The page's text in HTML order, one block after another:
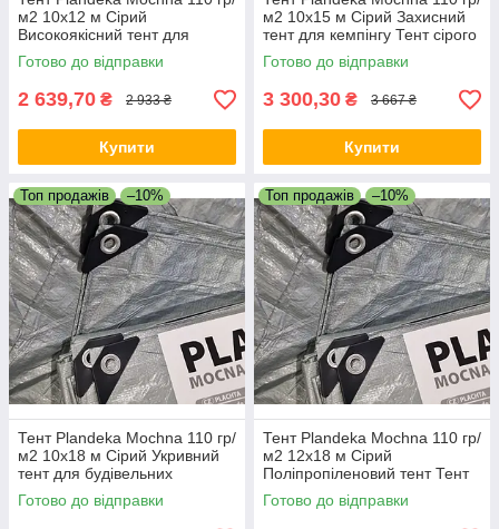
м2 10х12 м Сірий
Високоякісний тент для
автомобіля Укривний тент
Готово до відправки
2 639,70 ₴ 2 933 ₴
Купити
м2 10х15 м Сірий Захисний
тент для кемпінгу Тент сірого
кольору для дачі
Готово до відправки
3 300,30 ₴ 3 667 ₴
Купити
Топ продажів –10%
Тент Plandeka Мосhnа 110 гр/
м2 10х18 м Сірий Укривний
тент для будівельних
матеріалів Тент для причепа
Готово до відправки
Топ продажів –10%
Тент Plandeka Мосhnа 110 гр/
м2 12х18 м Сірий
Поліпропіленовий тент Тент
для полювання Брезент від
дощу
Готово до відправки